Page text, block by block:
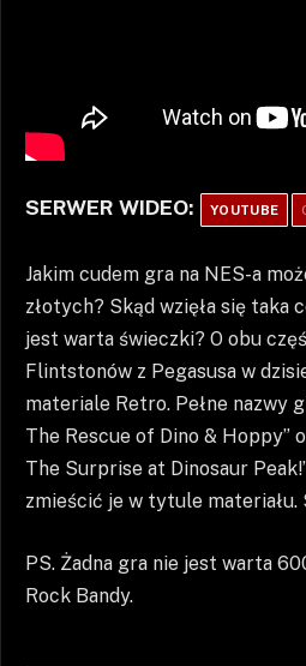
SERWER WIDEO: YOUTUBE
Jakim cudem gra na NES-a
złotych? Skąd wzięła się taka
jest warta świeczki? O obu
Flintstonów z Pegasusa w
materiale Retro. Pełne nazwy
The Rescue of Dino & Hoppy”
The Surprise at Dinosaur
zmieścić je w tytule materiału.
PS. Żadna gra nie jest warta
Rock Bandy.